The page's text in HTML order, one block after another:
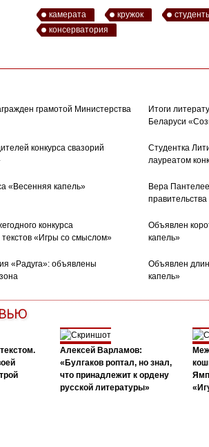
камерата кружок
консерватория
грамотой Министерства
Итоги
Беларуси
конкурса свазорий
Студентка
лауреатом
«Весенняя капель»
Вера
конкурса
«Игры со смыслом»
Объявлен
капель»
«Радуга»: объявлены
Объявлен
капель»
Алексей Варламов:
«Булгаков роптал, но знал,
что принадлежит к ордену
русской литературы»